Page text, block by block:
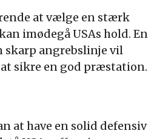
at vælge en stærk
imødegå USAs hold. En
skarp angrebslinje vil
sikre en god præstation.
at have en solid defensiv